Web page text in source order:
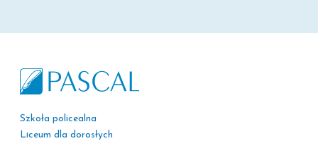
Szkoła policealna
Liceum dla dorosłych